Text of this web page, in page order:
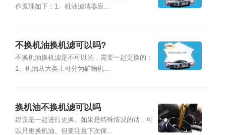
作原理如下：1、机油滤清器应...
不换机油换机滤可以吗?
不换机油换机滤是不可以的，需要一起更换的：
1、机油从大类上可分为矿物机...
换机油不换机滤可以吗
建议是一起进行更换。如果是特殊情况的话，可
以只更换机油。但要注意下次保...